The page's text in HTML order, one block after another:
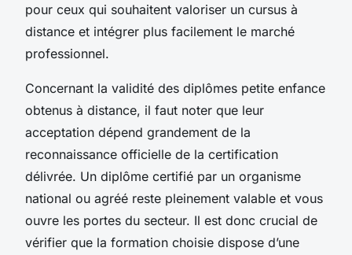
pour ceux qui souhaitent valoriser un cursus à
distance et intégrer plus facilement le marché
professionnel.
Concernant la validité des diplômes petite enfance
obtenus à distance, il faut noter que leur
acceptation dépend grandement de la
reconnaissance officielle de la certification
délivrée. Un diplôme certifié par un organisme
national ou agréé reste pleinement valable et vous
ouvre les portes du secteur. Il est donc crucial de
vérifier que la formation choisie dispose d’une